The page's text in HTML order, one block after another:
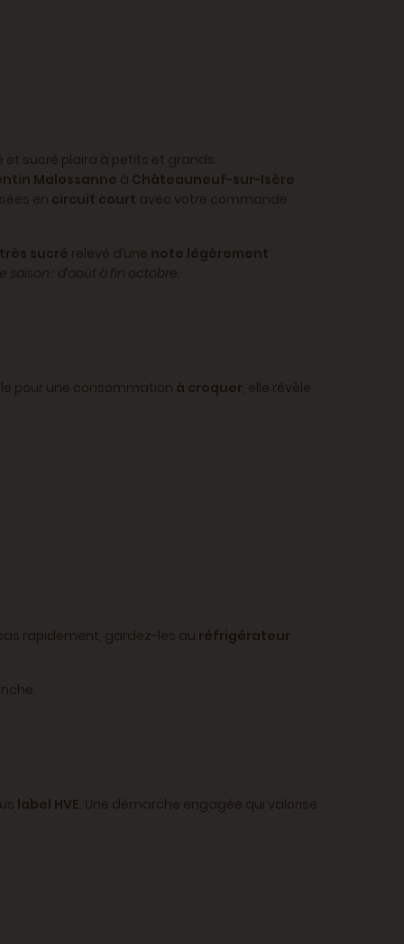
et sucré plaira à petits et grands.
Malossanne à Châteauneuf-sur-Isère
en circuit court avec votre commande
très sucré relevé d’une note légèrement
saison : d’août à fin octobre.
pour une consommation à croquer, elle révèle
rapidement, gardez-les au réfrigérateur
label HVE. Une démarche engagée qui valorise